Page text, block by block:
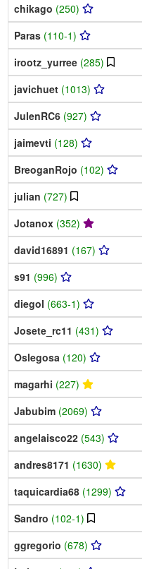
chikago (250)
Paras (110-1)
irootz_yurree (285)
javichuet (1013)
JulenRC6 (927)
jaimevti (128)
BreoganRojo (102)
julian (727)
Jotanox (352)
david16891 (167)
s91 (996)
diegol (663-1)
Josete_rc11 (431)
Oslegosa (120)
magarhi (227)
Jabubim (2069)
angelaisco22 (543)
andres8171 (1630)
taquicardia68 (1299)
Sandro (102-1)
ggregorio (678)